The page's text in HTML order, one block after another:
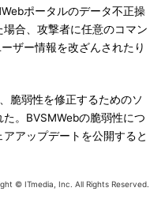
ポータルのデータ不正操
合、攻撃者に任意のコマン
ザー情報を改ざんされたり
脆弱性を修正するためのソ
。BVSMWebの脆弱性につ
アップデートを公開すると
© ITmedia, Inc. All Rights Reserved.